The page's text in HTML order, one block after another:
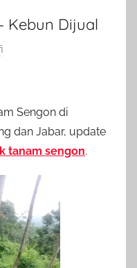
Kebun Dijual
Sengon di
dan Jabar, update
tanam sengon.